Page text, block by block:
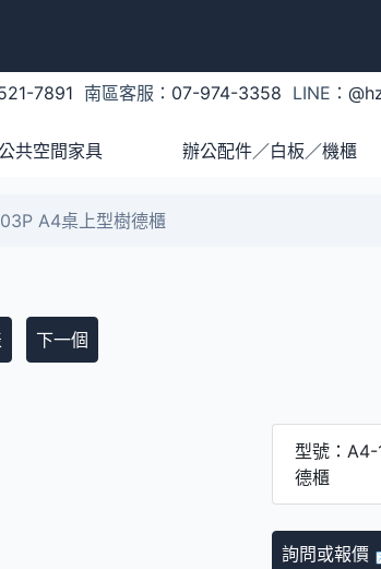
7891 南區客服： 07-974-3358 LINE：
共空間家具 辦公配件／白板／機櫃
A4桌上型樹德櫃
下一個
型號：
德櫃
詢問或報價